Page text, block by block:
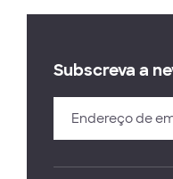
Subscreva a